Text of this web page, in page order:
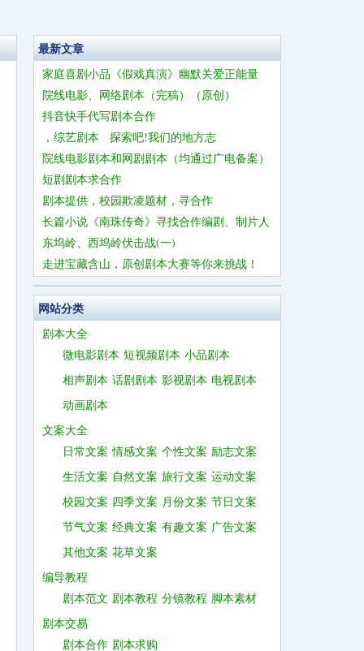
最新文章
家庭喜剧小品《假戏真演》幽默关爱正能量
院线电影、网络剧本（完稿）（原创）
抖音快手代写剧本合作
，综艺剧本 探索吧!我们的地方志
院线电影剧本和网剧剧本（均通过广电备案）
短剧剧本求合作
剧本提供，校园欺凌题材，寻合作
长篇小说《南珠传奇》寻找合作编剧、制片人
东坞岭、西坞岭伏击战(一)
走进宝藏含山，原创剧本大赛等你来挑战！
网站分类
剧本大全
微电影剧本 短视频剧本 小品剧本
相声剧本 话剧剧本 影视剧本 电视剧本
动画剧本
文案大全
日常文案 情感文案 个性文案 励志文案
生活文案 自然文案 旅行文案 运动文案
校园文案 四季文案 月份文案 节日文案
节气文案 经典文案 有趣文案 广告文案
其他文案 花草文案
编导教程
剧本范文 剧本教程 分镜教程 脚本素材
剧本交易
剧本合作 剧本求购